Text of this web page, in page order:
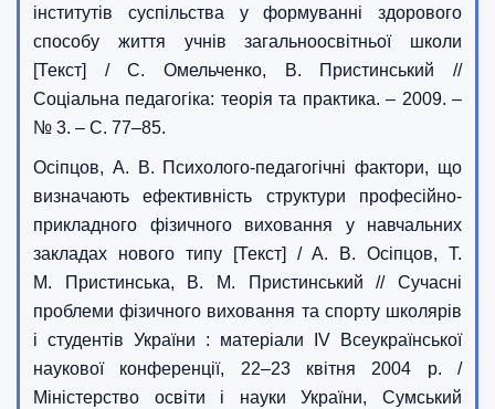
інститутів суспільства у формуванні здорового
способу життя учнів загальноосвітньої школи
[Текст] / С. Омельченко, В. Пристинський //
Соціальна педагогіка: теорія та практика. – 2009. –
№ 3. – С. 77–85.
Осіпцов, А. В. Психолого-педагогічні фактори, що
визначають ефективність структури професійно-
прикладного фізичного виховання у навчальних
закладах нового типу [Текст] / А. В. Осіпцов, Т.
М. Пристинська, В. М. Пристинський // Сучасні
проблеми фізичного виховання та спорту школярів
і студентів України : матеріали IV Всеукраїнської
наукової конференції, 22–23 квітня 2004 р. /
Міністерство освіти і науки України, Сумський